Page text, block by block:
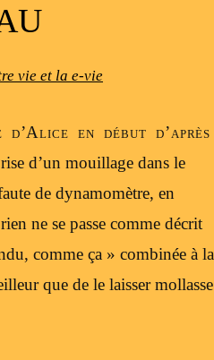
vie et la e-vie
en début d’après
d’un mouillage dans le
de dynamomètre, en
ne se passe comme décrit
comme ça » combinée à la
que de le laisser mollasse